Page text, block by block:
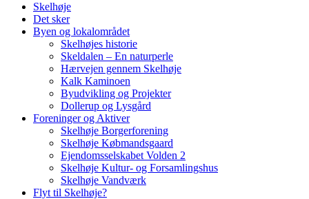
Skelhøje
Det sker
Byen og lokalområdet
Skelhøjes historie
Skeldalen – En naturperle
Hærvejen gennem Skelhøje
Kalk Kaminoen
Byudvikling og Projekter
Dollerup og Lysgård
Foreninger og Aktiver
Skelhøje Borgerforening
Skelhøje Købmandsgaard
Ejendomsselskabet Volden 2
Skelhøje Kultur- og Forsamlingshus
Skelhøje Vandværk
Flyt til Skelhøje?